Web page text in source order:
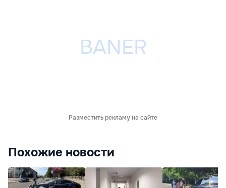
Разместить рекламу на сайте
Похожие новости